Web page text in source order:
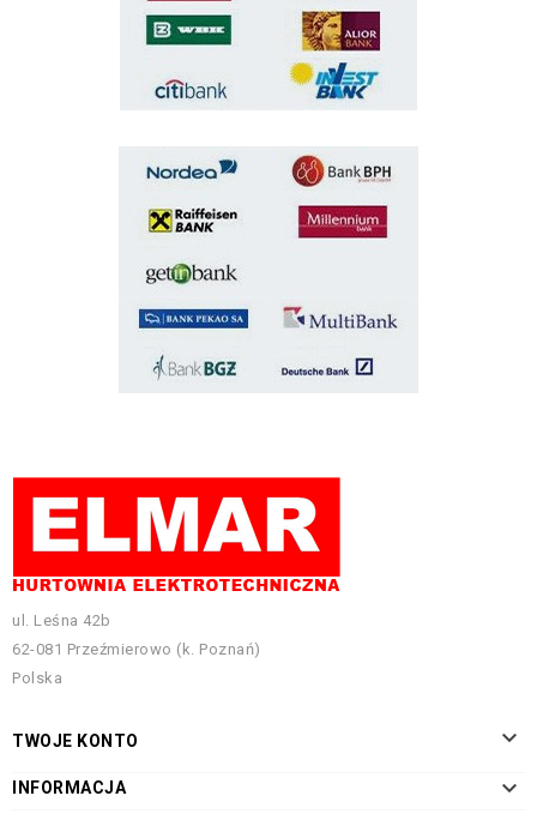
ul. Leśna 42b
62-081 Przeźmierowo (k. Poznań)
Polska
TWOJE KONTO 
INFORMACJA 